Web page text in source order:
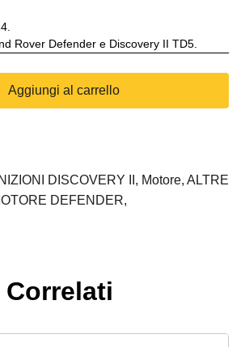
Rover Defender e Discovery II TD5.
Aggiungi al carrello
DISCOVERY II, Motore, ALTRE
DEFENDER,